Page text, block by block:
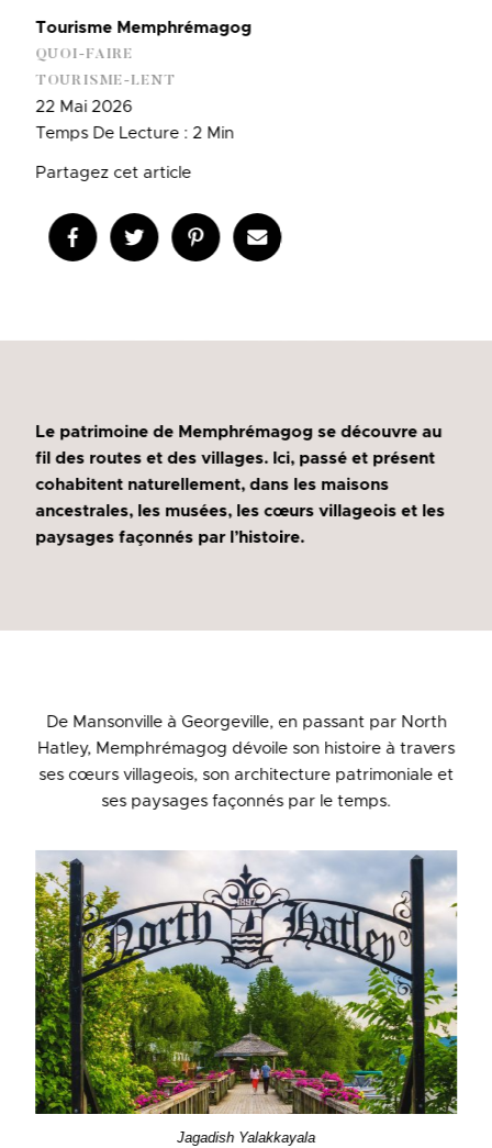
Tourisme Memphrémagog
QUOI-FAIRE
TOURISME-LENT
22 Mai 2026
Temps De Lecture : 2 Min
Partagez cet article
Le patrimoine de Memphrémagog se découvre au
fil des routes et des villages. Ici, passé et présent
cohabitent naturellement, dans les maisons
ancestrales, les musées, les cœurs villageois et les
paysages façonnés par l’histoire.
De Mansonville à Georgeville, en passant par North
Hatley, Memphrémagog dévoile son histoire à travers
ses cœurs villageois, son architecture patrimoniale et
ses paysages façonnés par le temps.
Jagadish Yalakkayala